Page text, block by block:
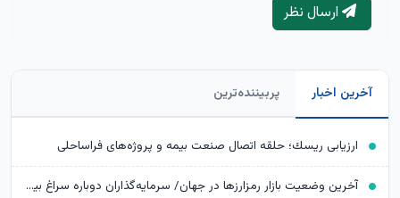
ارسال نظر
آخرین اخبار پربیننده‌ترین
ارزیابی ریسك؛ حلقه اتصال صنعت بیمه و پروژه‌های فراساحلی
آخرین وضعیت بازار رمزارزها در جهان/ سرمایه‌گذاران دوباره سراغ بیت‌کوین رفتند